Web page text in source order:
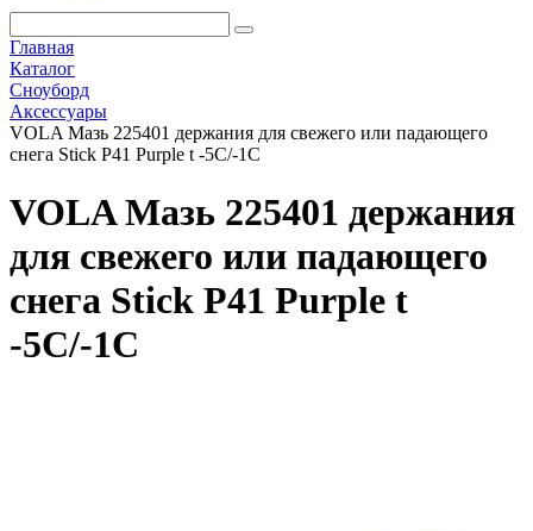
Главная
Каталог
Сноуборд
Аксессуары
VOLA Мазь 225401 держания для свежего или падающего
снега Stick P41 Purple t -5C/-1С
VOLA Мазь 225401 держания
для свежего или падающего
снега Stick P41 Purple t
-5C/-1С